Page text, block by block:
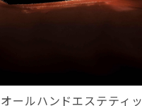
オールハンドエステティッ